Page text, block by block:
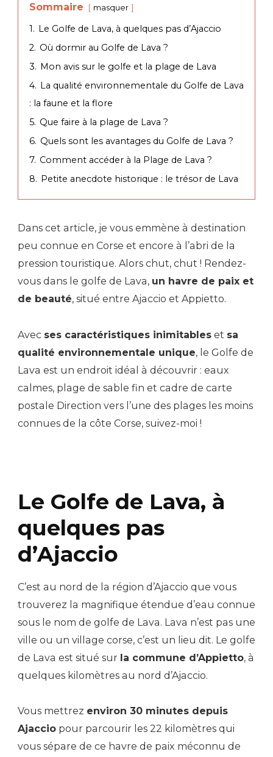
Sommaire masquer
1. Le Golfe de Lava, à quelques pas d’Ajaccio
2. Où dormir au Golfe de Lava ?
3. Mon avis sur le golfe et la plage de Lava
4. La qualité environnementale du Golfe de Lava
: la faune et la flore
5. Que faire à la plage de Lava ?
6. Quels sont les avantages du Golfe de Lava ?
7. Comment accéder à la Plage de Lava ?
8. Petite anecdote historique : le trésor de Lava
Dans cet article, je vous emmène à destination
peu connue en Corse et encore à l’abri de la
pression touristique. Alors chut, chut ! Rendez-
vous dans le golfe de Lava, un havre de paix et
de beauté, situé entre Ajaccio et Appietto.
Avec ses caractéristiques inimitables et sa
qualité environnementale unique, le Golfe de
Lava est un endroit idéal à découvrir : eaux
calmes, plage de sable fin et cadre de carte
postale Direction vers l’une des plages les moins
connues de la côte Corse, suivez-moi !
Le Golfe de Lava, à
quelques pas
d’Ajaccio
C’est au nord de la région d’Ajaccio que vous
trouverez la magnifique étendue d’eau connue
sous le nom de golfe de Lava. Lava n’est pas une
ville ou un village corse, c’est un lieu dit. Le golfe
de Lava est situé sur la commune d’Appietto, à
quelques kilomètres au nord d’Ajaccio.
Vous mettrez environ 30 minutes depuis
Ajaccio pour parcourir les 22 kilomètres qui
vous sépare de ce havre de paix méconnu de